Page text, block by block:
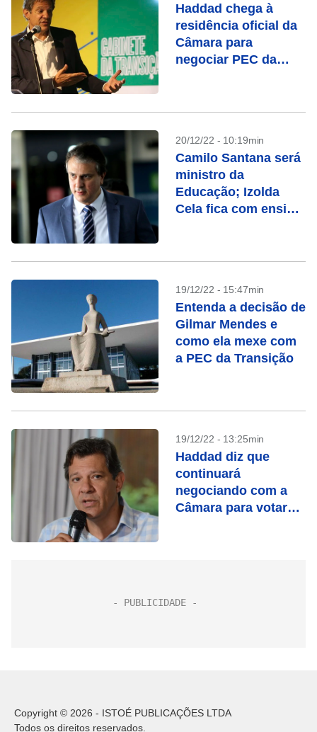
Haddad chega à
residência oficial da
Câmara para
negociar PEC da
20/12/22 - 10:19min
Camilo Santana será
ministro da
Educação; Izolda
Cela fica com ensino
19/12/22 - 15:47min
Entenda a decisão de
Gilmar Mendes e
como ela mexe com
a PEC da Transição
19/12/22 - 13:25min
Haddad diz que
continuará
negociando com a
Câmara para votar
Copyright © 2026 - ISTOÉ PUBLICAÇÕES LTDA
Todos os direitos reservados.